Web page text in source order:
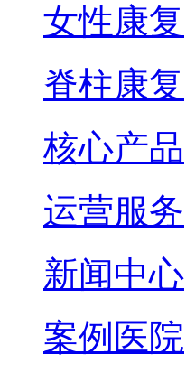
女性康复
脊柱康复
核心产品
运营服务
新闻中心
案例医院